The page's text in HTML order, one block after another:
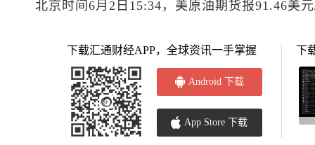
北京时间6月2日15:34， 美原油期货报91.46美
下载汇通财经APP，全球资讯一手掌握
Android 下载
App Store 下载
下